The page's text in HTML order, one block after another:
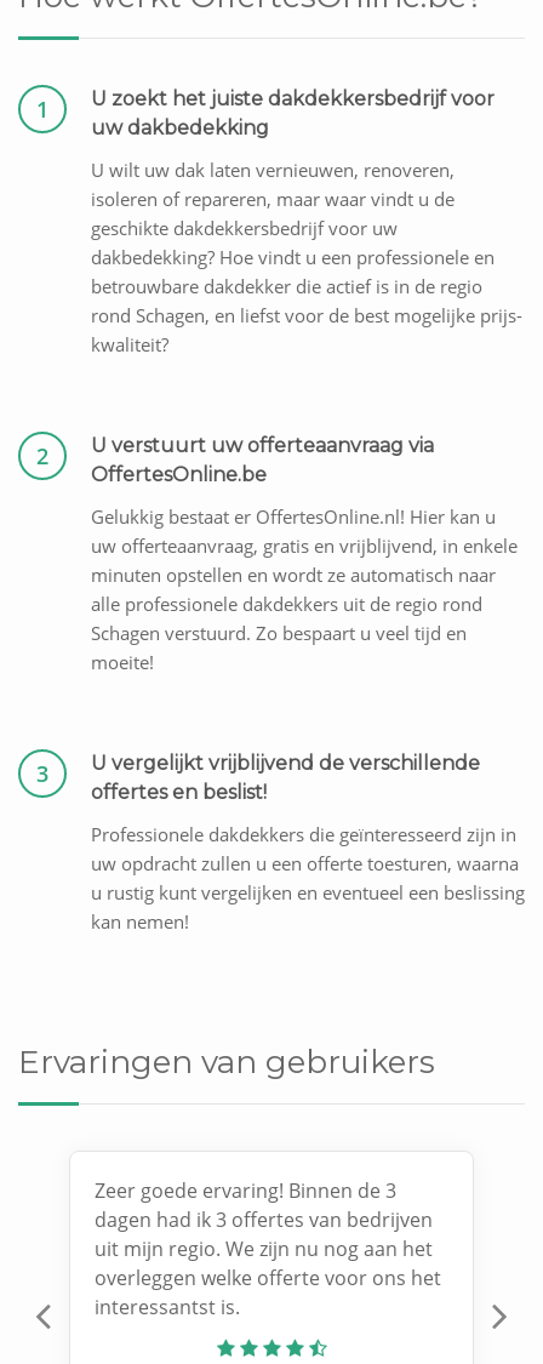
1
U zoekt het juiste dakdekkersbedrijf voor
uw dakbedekking
U wilt uw dak laten vernieuwen, renoveren,
isoleren of repareren, maar waar vindt u de
geschikte dakdekkersbedrijf voor uw
dakbedekking? Hoe vindt u een professionele en
betrouwbare dakdekker die actief is in de regio
rond Schagen, en liefst voor de best mogelijke prijs-
kwaliteit?
2
U verstuurt uw offerteaanvraag via
OffertesOnline.be
Gelukkig bestaat er OffertesOnline.nl! Hier kan u
uw offerteaanvraag, gratis en vrijblijvend, in enkele
minuten opstellen en wordt ze automatisch naar
alle professionele dakdekkers uit de regio rond
Schagen verstuurd. Zo bespaart u veel tijd en
moeite!
3
U vergelijkt vrijblijvend de verschillende
offertes en beslist!
Professionele dakdekkers die geïnteresseerd zijn in
uw opdracht zullen u een offerte toesturen, waarna
u rustig kunt vergelijken en eventueel een beslissing
kan nemen!
Ervaringen van gebruikers
Zeer goede ervaring! Binnen de 3
dagen had ik 3 offertes van bedrijven
uit mijn regio. We zijn nu nog aan het
overleggen welke offerte voor ons het
interessantst is.
Previous